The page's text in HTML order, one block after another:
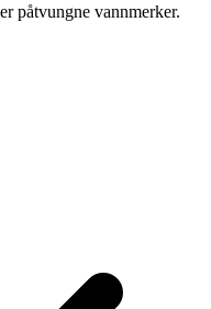
påtvungne vannmerker.